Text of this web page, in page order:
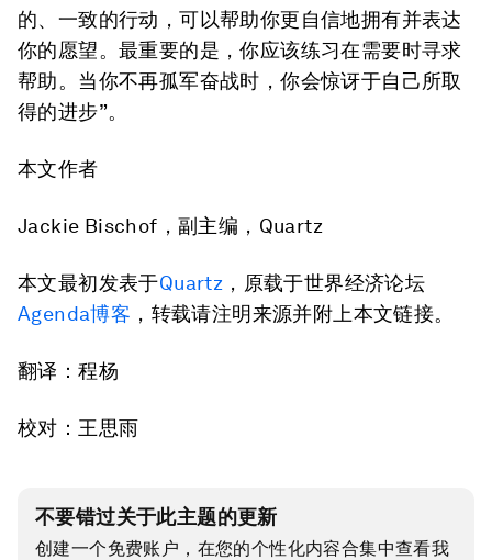
的、一致的行动，可以帮助你更自信地拥有并表达
你的愿望。最重要的是，你应该练习在需要时寻求
帮助。当你不再孤军奋战时，你会惊讶于自己所取
得的进步”。
本文作者
Jackie Bischof，副主编，Quartz
本文最初发表于Quartz ，原载于世界经济论坛
Agenda博客 ，转载请注明来源并附上本文链接。
翻译：程杨
校对：王思雨
不要错过关于此主题的更新
创建一个免费账户，在您的个性化内容合集中查看我